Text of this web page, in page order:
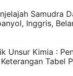
Samudra
Inggris,
Unsur Kimia :
Tabel